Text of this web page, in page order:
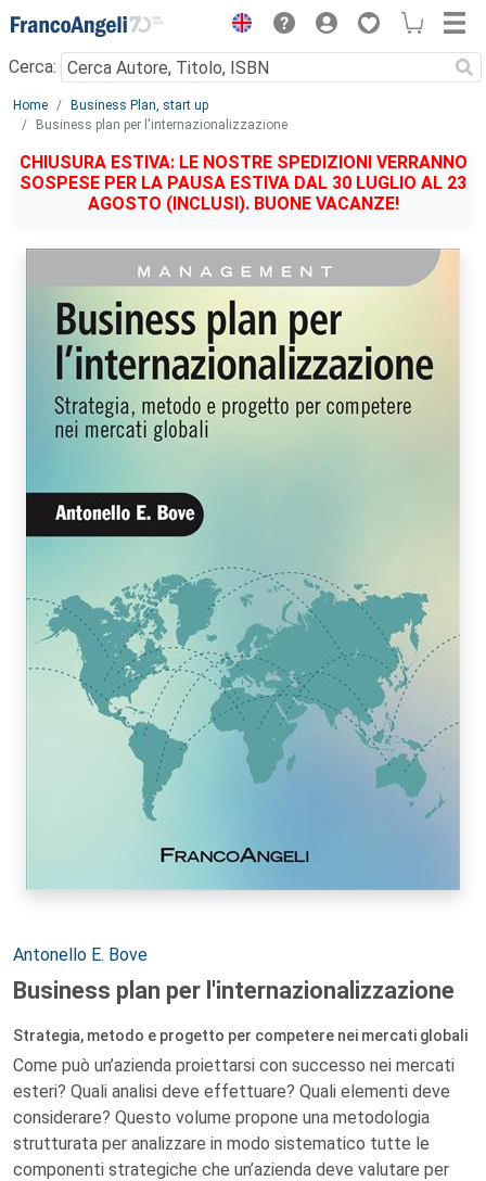
Menu
Cerca:
Main content
Home
Business Plan, start up
Business plan per l'internazionalizzazione
CHIUSURA ESTIVA: LE NOSTRE SPEDIZIONI VERRANNO
SOSPESE PER LA PAUSA ESTIVA DAL 30 LUGLIO AL 23
AGOSTO (INCLUSI). BUONE VACANZE!
Autori:
Antonello E. Bove
Business plan per l'internazionalizzazione
Strategia, metodo e progetto per competere nei mercati globali
Come può un’azienda proiettarsi con successo nei mercati
esteri? Quali analisi deve effettuare? Quali elementi deve
considerare? Questo volume propone una metodologia
strutturata per analizzare in modo sistematico tutte le
componenti strategiche che un’azienda deve valutare per